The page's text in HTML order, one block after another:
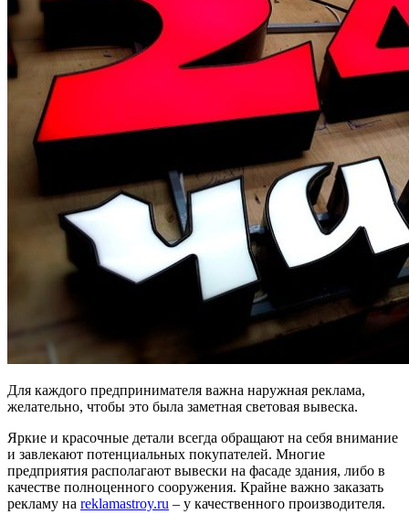
Для каждого предпринимателя важна наружная реклама,
желательно, чтобы это была заметная световая вывеска.
Яркие и красочные детали всегда обращают на себя внимание
и завлекают потенциальных покупателей. Многие
предприятия располагают вывески на фасаде здания, либо в
качестве полноценного сооружения. Крайне важно заказать
рекламу на reklamastroy.ru – у качественного производителя.